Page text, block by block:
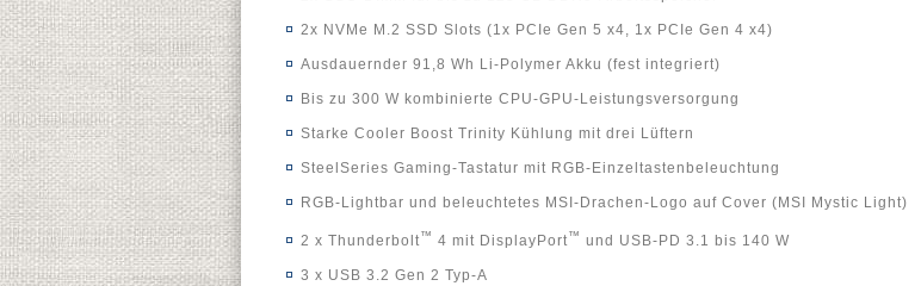
2x NVMe M.2 SSD Slots (1x PCIe Gen 5 x4, 1x PCIe Gen 4 x4)
Ausdauernder 91,8 Wh Li-Polymer Akku (fest integriert)
Bis zu 300 W kombinierte CPU-GPU-Leistungsversorgung
Starke Cooler Boost Trinity Kühlung mit drei Lüftern
SteelSeries Gaming-Tastatur mit RGB-Einzeltastenbeleuchtung
RGB-Lightbar und beleuchtetes MSI-Drachen-Logo auf Cover (MSI Mystic Light)
2 x Thunderbolt™ 4 mit DisplayPort™ und USB-PD 3.1 bis 140 W
3 x USB 3.2 Gen 2 Typ-A